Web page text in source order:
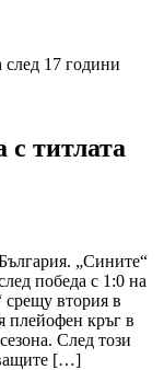
след 17 години
титлата
„Сините“
победа с 1:0 на
срещу втория в
плейофен кръг в
След този
[…]